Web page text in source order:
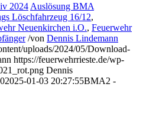
2024 Auslösung BMA
Löschfahrzeug 16/12,
Neuenkirchen i.O., Feuerwehr
/von Dennis Lindemann
uploads/2024/05/Download-
https://feuerwehrrieste.de/wp-
Dennis
2025-01-03 20:27:55BMA2 -